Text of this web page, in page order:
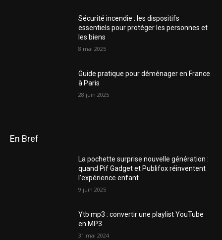
Sécurité incendie : les dispositifs
essentiels pour protéger les personnes et
les biens
8 mai 2025
Guide pratique pour déménager en France
à Paris
28 juin 2025
En Bref
La pochette surprise nouvelle génération :
quand Pif Gadget et Publifox réinventent
l’expérience enfant
9 juin 2025
Ytb mp3 : convertir une playlist YouTube
en MP3
31 mai 2024